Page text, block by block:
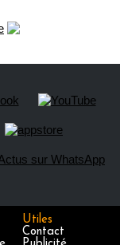
Utiles
Contact